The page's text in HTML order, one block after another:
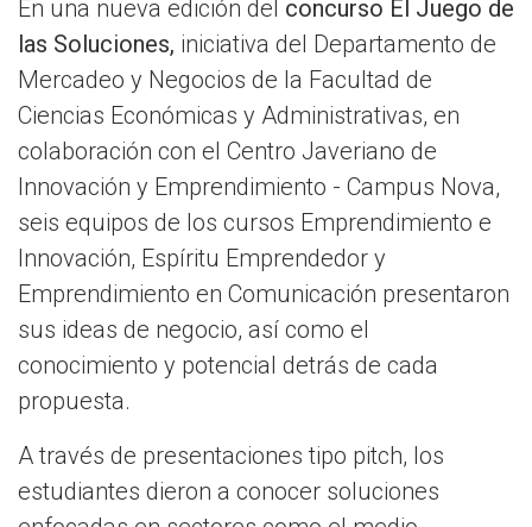
En una nueva edición del concurso El Juego de
las Soluciones, iniciativa del Departamento de
Mercadeo y Negocios de la Facultad de
Ciencias Económicas y Administrativas, en
colaboración con el Centro Javeriano de
Innovación y Emprendimiento - Campus Nova,
seis equipos de los cursos Emprendimiento e
Innovación, Espíritu Emprendedor y
Emprendimiento en Comunicación presentaron
sus ideas de negocio, así como el
conocimiento y potencial detrás de cada
propuesta.
A través de presentaciones tipo pitch, los
estudiantes dieron a conocer soluciones